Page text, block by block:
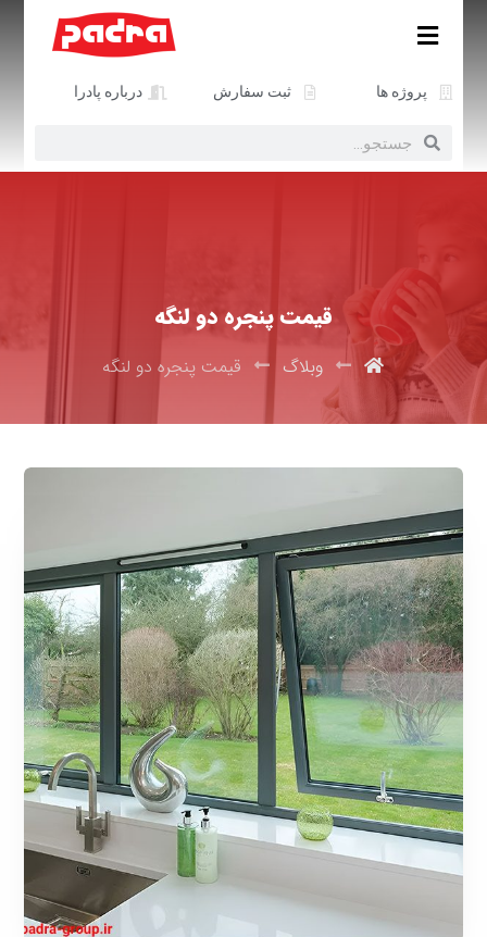
پروژه ها ثبت سفارش درباره پادرا
قیمت پنجره دو لنگه
وبلاگ قیمت پنجره دو لنگه